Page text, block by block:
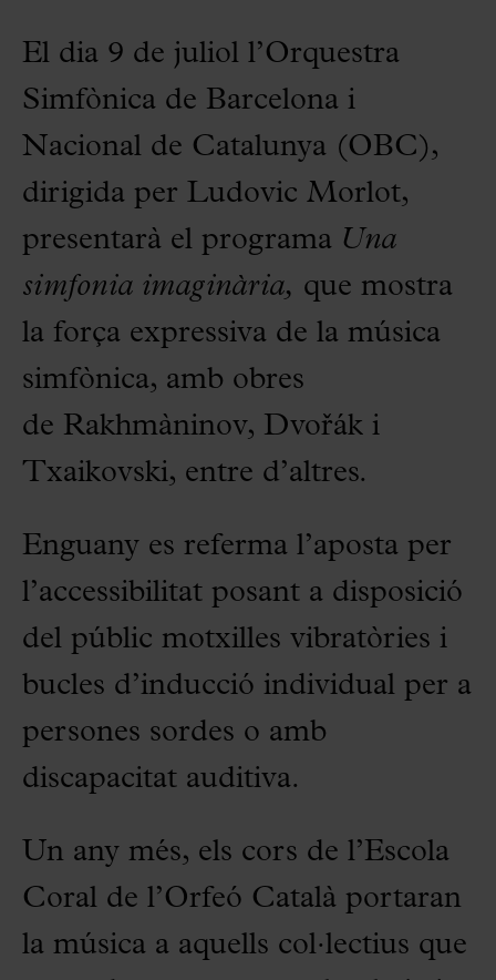
El dia 9 de juliol l’Orquestra
Simfònica de Barcelona i
Nacional de Catalunya (OBC),
dirigida per Ludovic Morlot,
presentarà el programa Una
simfonia imaginària, que mostra
la força expressiva de la música
simfònica, amb obres
de Rakhmàninov, Dvořák i
Txaikovski, entre d’altres.
Enguany es referma l’aposta per
l’accessibilitat posant a disposició
del públic motxilles vibratòries i
bucles d’inducció individual per a
persones sordes o amb
discapacitat auditiva.
Un any més, els cors de l’Escola
Coral de l’Orfeó Català portaran
la música a aquells col·lectius que